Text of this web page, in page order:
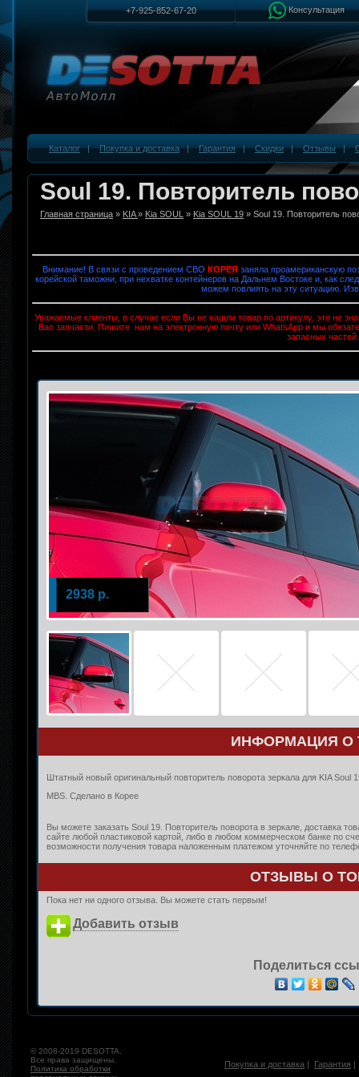
+7-925-852-67-20 Консультация
Каталог|Покупка и доставка|Гарантия|Скидки|Отзывы|
Soul 19. Повторитель
Главная страница » KIA» Kia SOUL » Kia SOUL 19 » Soul 19. Повторитель
Внимание! В связи с проведением СВО КОРЕЯзаняла проамериканскую
корейской таможни, при нехватке контейнеров на Дальнем Востоке и, как
можем повлиять на эту ситуацию.
Уважаемые клиенты, в случае если Вы не нашли товар по артикулу, это не
Вас запчасти. Пишите нам на электронную почту или WhatsApp и мы
запасных частей.
2938 р.
ИНФОРМАЦИЯ О
Штатный новый оригинальный повторитель поворота зеркала для KIA Soul
MBS. Сделано в Корее
Вы можете заказать Soul 19. Повторитель поворота в зеркале, доставка
сайте любой пластиковой картой, либо в любом коммерческом банке по
возможности получения товара наложенным платежом уточняйте по
ОТЗЫВЫ О
Пока нет ни одного отзыва. Вы можете стать первым!
Добавить отзыв
Поделиться
© 2008-2019 DESOTTA.
Все права защищены.
Политика обработки
Покупка и доставка | Гарантия